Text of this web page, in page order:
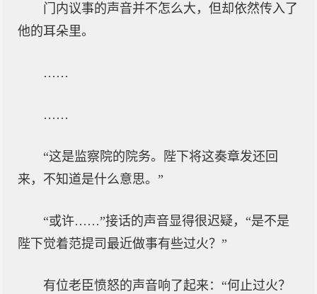
门内议事的声音并不怎么大，但却依然传入了
他的耳朵里。
……
……
“这是监察院的院务。陛下将这奏章发还回
来，不知道是什么意思。”
“或许……”接话的声音显得很迟疑，“是不是
陛下觉着范提司最近做事有些过火？”
有位老臣愤怒的声音响了起来：“何止过火？